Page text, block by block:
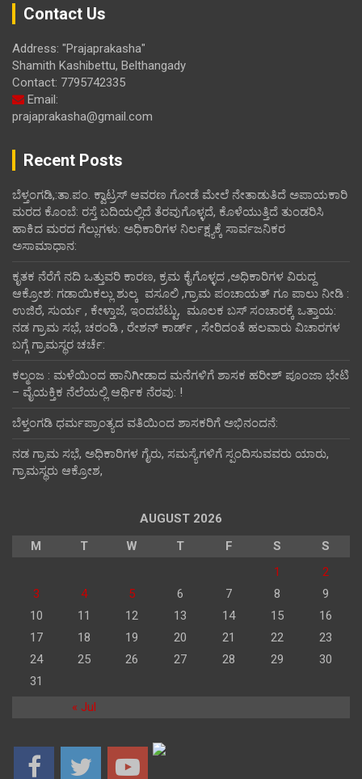
Contact Us
Address: "Prajaprakasha"
Shamith Kashibettu, Belthangady
Contact: 7795742335
Email:
prajaprakasha@gmail.com
Recent Posts
ಬೆಳ್ತಂಗಡಿ,:ತಾ.ಪಂ‌. ಕ್ವಾಟ್ರಸ್ ಆವರಣ ಗೋಡೆ ಮೇಲೆ ನೇತಾಡುತಿದೆ ಅಪಾಯಕಾರಿ
ಮರದ ಕೊಂಬೆ: ರಸ್ತೆ ಬದಿಯಲ್ಲಿದೆ ತೆರವುಗೊಳ್ಳದೆ, ಕೊಳೆಯುತ್ತಿದೆ ತುಂಡರಿಸಿ
ಹಾಕಿದ ಮರದ ಗೆಲ್ಲುಗಳು: ಅಧಿಕಾರಿಗಳ ನಿರ್ಲಕ್ಷ್ಯಕ್ಕೆ ಸಾರ್ವಜನಿಕರ
ಅಸಾಮಾಧಾನ:
ಕೃತಕ ನೆರೆಗೆ ನದಿ ಒತ್ತುವರಿ ಕಾರಣ, ಕ್ರಮ ಕೈಗೊಳ್ಳದ ,ಅಧಿಕಾರಿಗಳ ವಿರುದ್ದ
ಆಕ್ರೋಶ: ಗಡಾಯಿಕಲ್ಲು ಶುಲ್ಕ ವಸೂಲಿ ,ಗ್ರಾಮ ಪಂಚಾಯತ್ ಗೂ ಪಾಲು ನೀಡಿ :
ಉಜಿರೆ, ಸುರ್ಯ , ಕೇಳ್ತಾಜೆ, ಇಂದಬೆಟ್ಟು, ಮೂಲಕ ಬಸ್ ಸಂಚಾರಕ್ಕೆ ಒತ್ತಾಯ:
ನಡ ಗ್ರಾಮ ಸಭೆ, ಚರಂಡಿ , ರೇಶನ್ ಕಾರ್ಡ್ , ಸೇರಿದಂತೆ ಹಲವಾರು ವಿಚಾರಗಳ
ಬಗ್ಗೆ ಗ್ರಾಮಸ್ಥರ ಚರ್ಚೆ:
ಕಲ್ಮಂಜ : ಮಳೆಯಿಂದ ಹಾನಿಗೀಡಾದ ಮನೆಗಳಿಗೆ ಶಾಸಕ ಹರೀಶ್ ಪೂಂಜಾ ಭೇಟಿ
– ವೈಯಕ್ತಿಕ ನೆಲೆಯಲ್ಲಿ ಆರ್ಥಿಕ‌ ನೆರವು: !
ಬೆಳ್ತಂಗಡಿ ಧರ್ಮಪ್ರಾಂತ್ಯದ ವತಿಯಿಂದ ಶಾಸಕರಿಗೆ ಅಭಿನಂದನೆ:
ನಡ ಗ್ರಾಮ ಸಭೆ, ಅಧಿಕಾರಿಗಳ ಗೈರು, ಸಮಸ್ಯೆಗಳಿಗೆ ಸ್ಪಂದಿಸುವವರು ಯಾರು,
ಗ್ರಾಮಸ್ಥರು ಆಕ್ರೋಶ,
AUGUST 2026
M
T W T F S S
« Jul
1
2
3
4 5 6 7 8
9
10
11 12 13 14 15
16
17
18 19 20 21 22
23
24
25 26 27 28 29
30
31